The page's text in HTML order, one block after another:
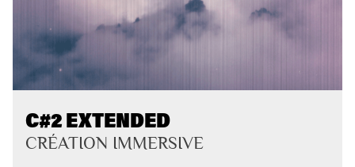
C#2 EXTENDED
CRÉATION IMMERSIVE